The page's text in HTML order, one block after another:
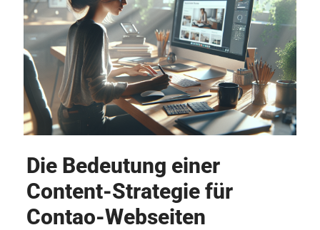
Die Bedeutung einer
Content-Strategie für
Contao-Webseiten